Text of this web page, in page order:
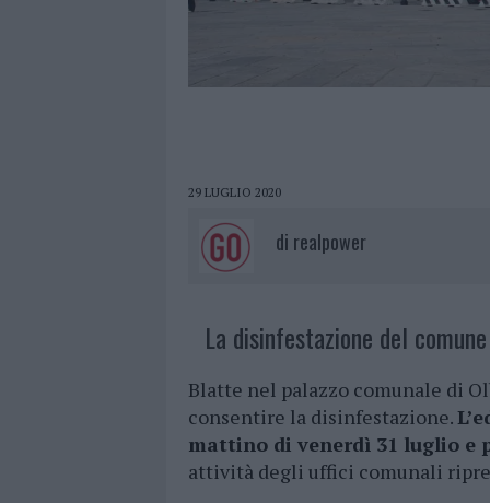
29 LUGLIO 2020
di realpower
La disinfestazione del
Blatte nel palazzo comunale di
consentire la disinfestazione.
mattino di venerdì 31 luglio e
attività degli uffici comunali